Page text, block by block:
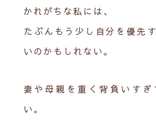
かれがちな私には、
たぶんもう少し自分を優先
いのかもしれない。
妻や母親を重く背負いす
い。